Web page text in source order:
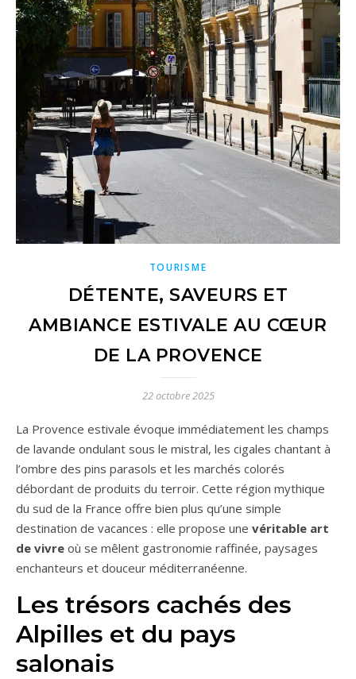
TOURISME
DÉTENTE, SAVEURS ET
AMBIANCE ESTIVALE AU CŒUR
DE LA PROVENCE
22 octobre 2025
La Provence estivale évoque immédiatement les champs
de lavande ondulant sous le mistral, les cigales chantant à
l’ombre des pins parasols et les marchés colorés
débordant de produits du terroir. Cette région mythique
du sud de la France offre bien plus qu’une simple
destination de vacances : elle propose une véritable art
de vivre où se mêlent gastronomie raffinée, paysages
enchanteurs et douceur méditerranéenne.
Les trésors cachés des
Alpilles et du pays
salonais